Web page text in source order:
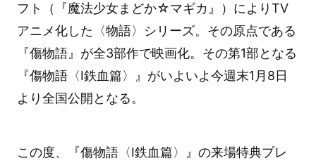
フト（『魔法少女まどか☆マギカ』）によりTV
アニメ化した〈物語〉シリーズ。その原点である
『傷物語』が全3部作で映画化。その第1部となる
『傷物語〈Ⅰ鉄血篇〉』がいよいよ今週末1月8日
より全国公開となる。
この度、『傷物語〈Ⅰ鉄血篇〉』の来場特典プレ